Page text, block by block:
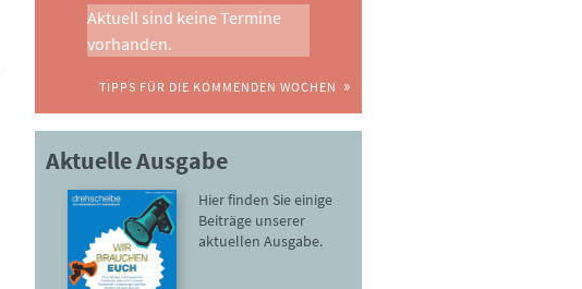
Aktuell sind keine Termine
vorhanden.
TIPPS FÜR DIE KOMMENDEN WOCHEN
Aktuelle Ausgabe
Hier finden Sie einige
Beiträge unserer
aktuellen Ausgabe.